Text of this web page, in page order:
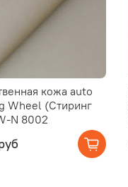
кожа auto
Wheel (Стиринг
N 8002